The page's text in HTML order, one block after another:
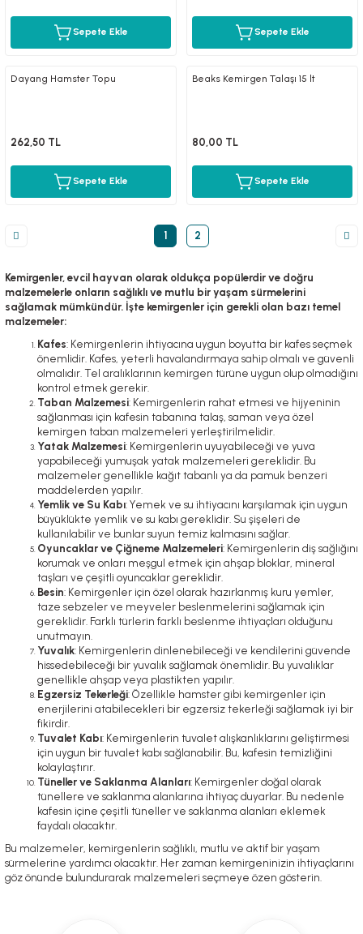
Sepete Ekle Sepete Ekle
Dayang Hamster Topu
262,50 TL
Sepete Ekle
Beaks Kemirgen Talaşı 15 lt
80,00 TL
Sepete Ekle
1 2
Kemirgenler, evcil hayvan olarak oldukça popülerdir ve doğru
malzemelerle onların sağlıklı ve mutlu bir yaşam sürmelerini
sağlamak mümkündür. İşte kemirgenler için gerekli olan bazı temel
malzemeler:
Kafes: Kemirgenlerin ihtiyacına uygun boyutta bir kafes seçmek
önemlidir. Kafes, yeterli havalandırmaya sahip olmalı ve güvenli
olmalıdır. Tel aralıklarının kemirgen türüne uygun olup olmadığını
kontrol etmek gerekir.
Taban Malzemesi: Kemirgenlerin rahat etmesi ve hijyeninin
sağlanması için kafesin tabanına talaş, saman veya özel
kemirgen taban malzemeleri yerleştirilmelidir.
Yatak Malzemesi: Kemirgenlerin uyuyabileceği ve yuva
yapabileceği yumuşak yatak malzemeleri gereklidir. Bu
malzemeler genellikle kağıt tabanlı ya da pamuk benzeri
maddelerden yapılır.
Yemlik ve Su Kabı: Yemek ve su ihtiyacını karşılamak için uygun
büyüklükte yemlik ve su kabı gereklidir. Su şişeleri de
kullanılabilir ve bunlar suyun temiz kalmasını sağlar.
Oyuncaklar ve Çiğneme Malzemeleri: Kemirgenlerin diş sağlığını
korumak ve onları meşgul etmek için ahşap bloklar, mineral
taşları ve çeşitli oyuncaklar gereklidir.
Besin: Kemirgenler için özel olarak hazırlanmış kuru yemler,
taze sebzeler ve meyveler beslenmelerini sağlamak için
gereklidir. Farklı türlerin farklı beslenme ihtiyaçları olduğunu
unutmayın.
Yuvalık: Kemirgenlerin dinlenebileceği ve kendilerini güvende
hissedebileceği bir yuvalık sağlamak önemlidir. Bu yuvalıklar
genellikle ahşap veya plastikten yapılır.
Egzersiz Tekerleği: Özellikle hamster gibi kemirgenler için
enerjilerini atabilecekleri bir egzersiz tekerleği sağlamak iyi bir
fikirdir.
Tuvalet Kabı: Kemirgenlerin tuvalet alışkanlıklarını geliştirmesi
için uygun bir tuvalet kabı sağlanabilir. Bu, kafesin temizliğini
kolaylaştırır.
Tüneller ve Saklanma Alanları: Kemirgenler doğal olarak
tünellere ve saklanma alanlarına ihtiyaç duyarlar. Bu nedenle
kafesin içine çeşitli tüneller ve saklanma alanları eklemek
faydalı olacaktır.
Bu malzemeler, kemirgenlerin sağlıklı, mutlu ve aktif bir yaşam
sürmelerine yardımcı olacaktır. Her zaman kemirgeninizin ihtiyaçlarını
göz önünde bulundurarak malzemeleri seçmeye özen gösterin.